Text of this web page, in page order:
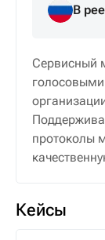
В
Сервисный
протоколы
Кейсы